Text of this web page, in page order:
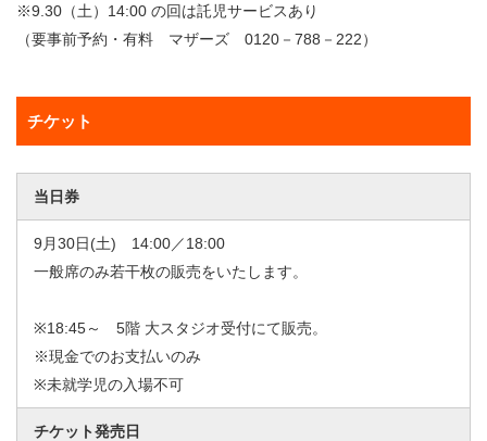
※9.30（土）14:00 の回は託児サービスあり
（要事前予約・有料 マザーズ 0120－788－222）
チケット
当日券
9月30日(土) 14:00／18:00
一般席のみ若干枚の販売をいたします。
※18:45～ 5階 大スタジオ受付にて販売。
※現金でのお支払いのみ
※未就学児の入場不可
チケット発売日